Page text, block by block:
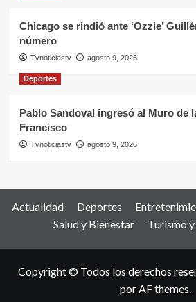
Chicago se rindió ante ‘Ozzie’
número
Tvnoticiastv agosto 9, 2026
Deportes
Pablo Sandoval ingresó al Muro de
Francisco
Tvnoticiastv agosto 9, 2026
Actualidad Deportes
Salud y Bienestar
Turismo
Copyright © Todos los derechos
por AF themes.